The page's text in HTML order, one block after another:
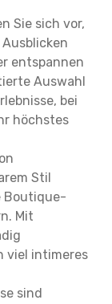
Sie sich vor,
entspannen
Auswahl
bei
höchstes
Stil
Boutique-
Mit
viel intimeres
sind